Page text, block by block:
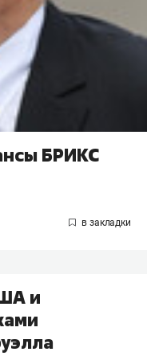
БРИКС
и